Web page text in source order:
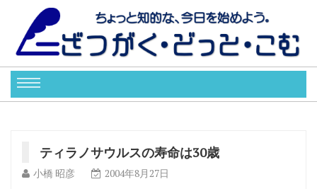
ティラノサウルスの寿命は30歳
小橋 昭彦 2004年8月27日